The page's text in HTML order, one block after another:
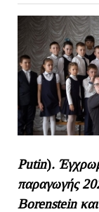
Putin).
παραγωγής
Borenstein και